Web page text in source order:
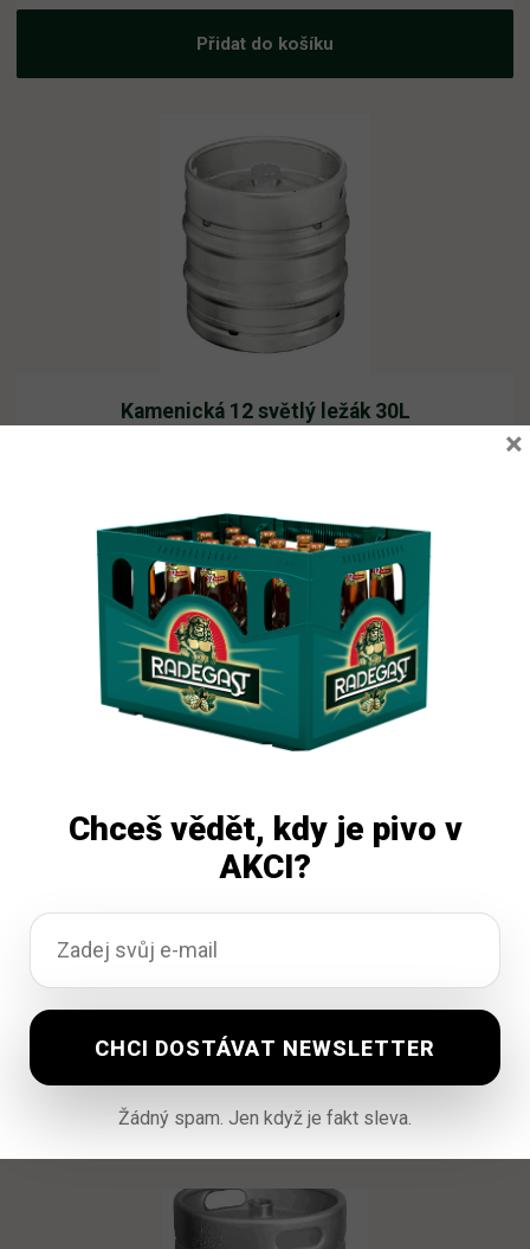
Přidat do košíku
Kamenická 12 světlý ležák 30L
1 711,99Kčvč. DPH
Čtěte více
Svijany Dux 2L plech
157,40Kčvč. DPH
Čtěte více
Chceš vědět, kdy je pivo v
AKCI?
Žádný spam. Jen když je fakt sleva.
×